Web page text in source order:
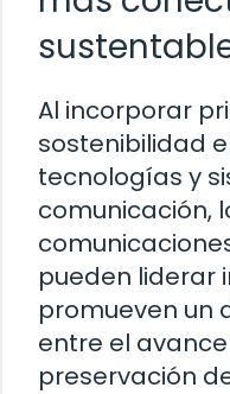
Al incorporar
sostenibilidad
tecnologías y
comunicación,
pueden liderar
promueven un
entre el
preservación